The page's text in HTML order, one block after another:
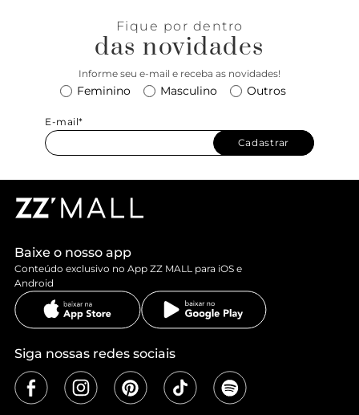
Fique por dentro
das novidades
Informe seu e-mail e receba as novidades!
Feminino Masculino Outros
E-mail*
Cadastrar
Baixe o nosso app
Conteúdo exclusivo no App ZZ MALL para iOS e
Android
Siga nossas redes sociais